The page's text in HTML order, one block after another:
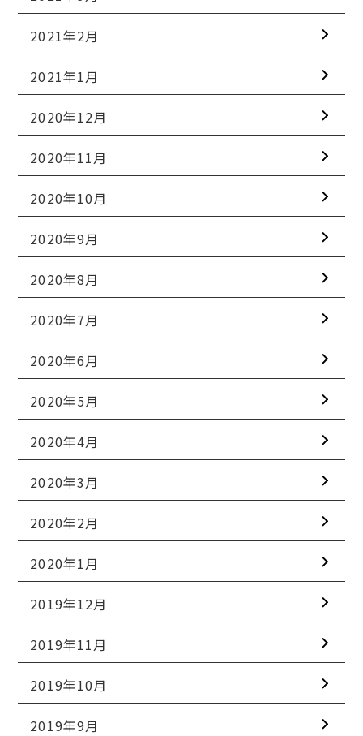
2021年2月
2021年1月
2020年12月
2020年11月
2020年10月
2020年9月
2020年8月
2020年7月
2020年6月
2020年5月
2020年4月
2020年3月
2020年2月
2020年1月
2019年12月
2019年11月
2019年10月
2019年9月